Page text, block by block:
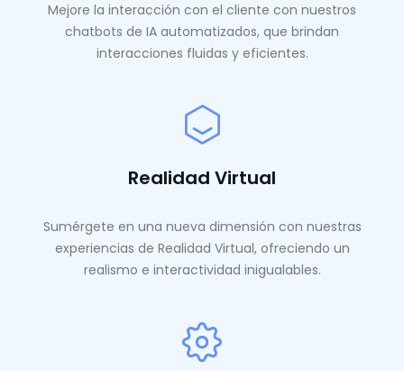
Mejore la interacción con el cliente con nuestros
chatbots de IA automatizados, que brindan
interacciones fluidas y eficientes.
Realidad Virtual
Sumérgete en una nueva dimensión con nuestras
experiencias de Realidad Virtual, ofreciendo un
realismo e interactividad inigualables.